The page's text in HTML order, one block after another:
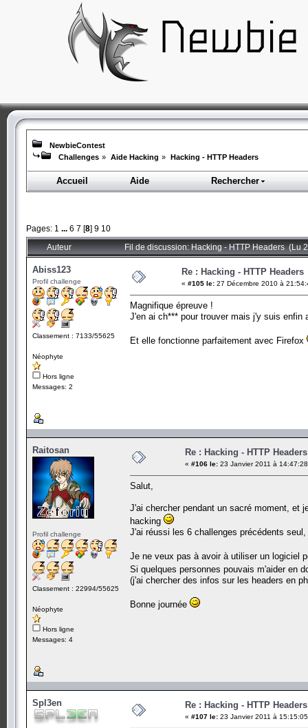
NewbieContest
Challenges » Aide Hacking » Hacking - HTTP Headers
Accueil Aide Rechercher
Pages: 1 ... 6 7 [8] 9 10
Auteur Fil de discussion: Hacking - HTTP Headers (Lu
Abiss123
Profil challenge
Classement : 7133/55625
Néophyte
Hors ligne
Messages: 2
Re : Hacking - HTTP Headers
« #105 le: 27 Décembre 2010 à
Magnifique épreuve !
J'en ai ch*** pour trouver mais j'y suis enfin
Et elle fonctionne parfaitement avec Firefox
Raitosan
Profil challenge
Classement : 22994/55625
Néophyte
Hors ligne
Messages: 4
Re : Hacking - HTTP Headers
« #106 le: 23 Janvier 2011 à
Salut,
J'ai chercher pendant un sacré moment, et
hacking
J'ai réussi les 6 challenges précédents
Je ne veux pas à avoir à utiliser un logiciel
Si quelques personnes pouvais m'aider en
(j'ai chercher des infos sur les headers en
Bonne journée
Spl3en Re : Hacking - HTTP Headers
« #107 le: 23 Janvier 2011 à